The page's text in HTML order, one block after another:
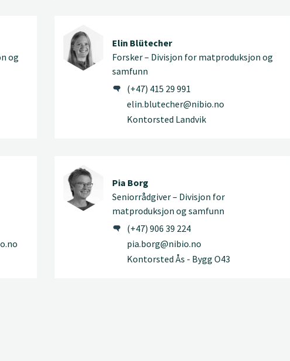
og
Elin Blütecher
Forsker – Divisjon for matproduksjon og
samfunn
(+47) 415 29 991
elin.blutecher@nibio.no
Kontorsted Landvik
Pia Borg
Seniorrådgiver – Divisjon for
matproduksjon og samfunn
(+47) 906 39 224
pia.borg@nibio.no
Kontorsted Ås - Bygg O43